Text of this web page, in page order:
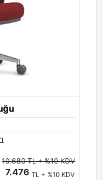
10.680 TL + %10 KDV
7.476TL + %10 KDV